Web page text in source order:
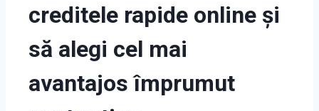
creditele rapide online și
să alegi cel mai
avantajos împrumut